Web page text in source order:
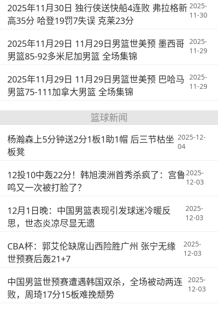
2025年11月30日 独行侠送快船4连败 弗拉格新
高35分 哈登19罚7失误 克莱23分
2025-
11-30
2025年11月29日 11月29日男篮世美预 墨西哥
男篮85-92多米尼加男篮 全场集锦
2025-
11-29
2025年11月29日 11月29日男篮世美预 巴哈马
男篮75-111加拿大男篮 全场集锦
2025-
11-29
篮球新闻
杨瀚森上5分钟送2分1板1助1帽 后三节枯坐
板凳
2025-12-
04
12投10中轰22分！韩旭澳洲首秀杀疯了：宫鲁
鸣又一次被打脸了？
2025-
12-03
12月1日晚：中国男篮表现引发球迷冷暖反
思，世态炎凉尽显无遗
2025-
12-03
CBA杯：郭艾伦缺席山西险胜广州 张宁无缘
世预赛后轰21+7
2025-
12-03
中国男篮世预赛遭遇韩国双杀，全场被动两连
败，周琦17分15板难挽颓势
2025-
12-03